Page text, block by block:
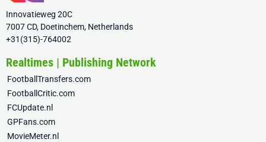
Innovatieweg 20C
7007 CD, Doetinchem, Netherlands
+31(315)-764002
Realtimes | Publishing Network
FootballTransfers.com
FootballCritic.com
FCUpdate.nl
GPFans.com
MovieMeter.nl